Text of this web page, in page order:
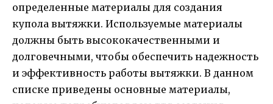
определенные материалы для создания
купола вытяжки. Используемые материалы
должны быть высококачественными и
долговечными, чтобы обеспечить надежность
и эффективность работы вытяжки. В данном
списке приведены основные материалы,